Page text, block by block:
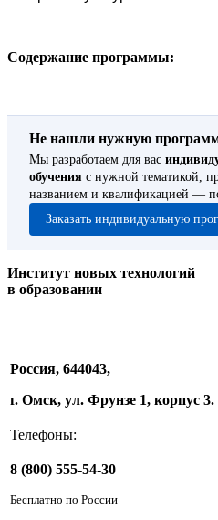
Содержание программы:
Не нашли нужную
Мы разработаем для вас
обучения с нужной тематикой,
названием и квалификацией —
Заказать индивидуальную
Институт новых технологий
в образовании
Россия, 644043,
г. Омск, ул. Фрунзе 1, корпус 3.
Телефоны:
8 (800) 555-54-30
Бесплатно по России